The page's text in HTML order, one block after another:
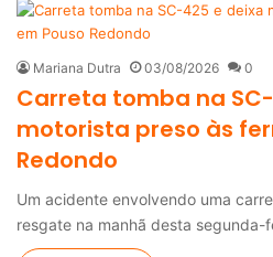
Mariana Dutra 03/08/2026 0
Carreta tomba na
motorista preso às
Redondo
Um acidente envolvendo uma
resgate na manhã desta segunda-